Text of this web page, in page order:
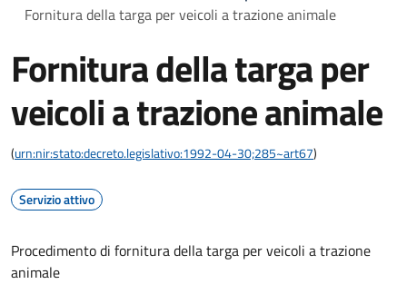
Fornitura della targa per veicoli a trazione animale
Fornitura della targa per
veicoli a trazione animale
(urn:nir:stato:decreto.legislativo:1992-04-30;285~art67)
Servizio attivo
Procedimento di fornitura della targa per veicoli a trazione
animale